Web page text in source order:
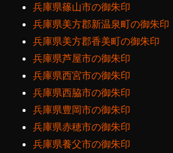
兵庫県篠山市の御朱印
兵庫県美方郡新温泉町の御朱印
兵庫県美方郡香美町の御朱印
兵庫県芦屋市の御朱印
兵庫県西宮市の御朱印
兵庫県西脇市の御朱印
兵庫県豊岡市の御朱印
兵庫県赤穂市の御朱印
兵庫県養父市の御朱印